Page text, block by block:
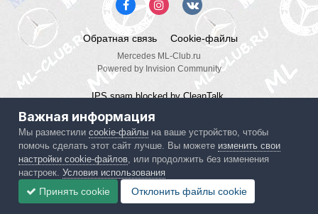
Обратная связь Cookie-файлы
Mercedes ML-Club.ru
Powered by Invision Community
Важная информация
Мы разместилиcookie-файлы на ваше устройство, чтобы
помочь сделать этот сайт лучше. Вы можете изменить свои
настройки cookie-файлов , или продолжить без изменения
настроек.Условия использования
Принять cookie Отклонить файлы сookie
IPS spamblocked by CleanTalk.